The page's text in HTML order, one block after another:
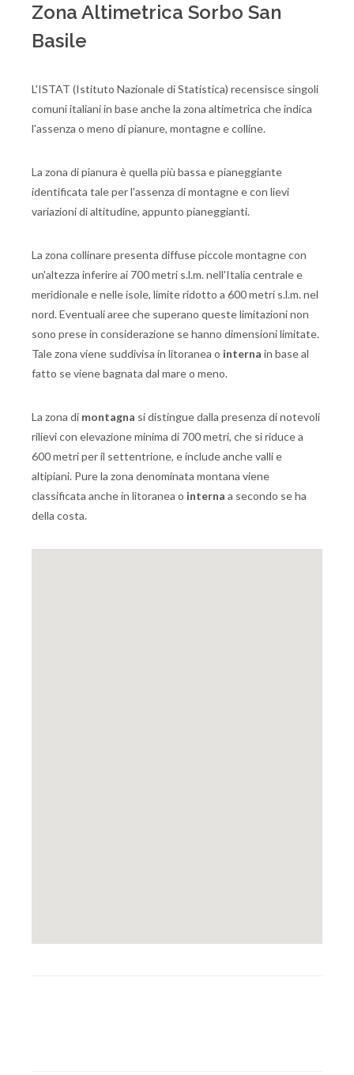
Zona Altimetrica Sorbo San
Basile
L'ISTAT (Istituto Nazionale di Statistica) recensisce singoli
comuni italiani in base anche la zona altimetrica che indica
l'assenza o meno di pianure, montagne e colline.
La zona di pianura è quella più bassa e pianeggiante
identificata tale per l'assenza di montagne e con lievi
variazioni di altitudine, appunto pianeggianti.
La zona collinare presenta diffuse piccole montagne con
un'altezza inferire ai 700 metri s.l.m. nell'Italia centrale e
meridionale e nelle isole, limite ridotto a 600 metri s.l.m. nel
nord. Eventuali aree che superano queste limitazioni non
sono prese in considerazione se hanno dimensioni limitate.
Tale zona viene suddivisa in litoranea o interna in base al
fatto se viene bagnata dal mare o meno.
La zona di montagna si distingue dalla presenza di notevoli
rilievi con elevazione minima di 700 metri, che si riduce a
600 metri per il settentrione, e include anche valli e
altipiani. Pure la zona denominata montana viene
classificata anche in litoranea o interna a secondo se ha
della costa.